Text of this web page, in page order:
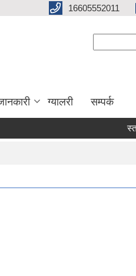
16605552011
ग्यालरी सम्पर्क